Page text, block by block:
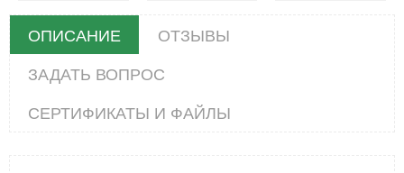
ОПИСАНИЕ
ОТЗЫВЫ
ЗАДАТЬ ВОПРОС
СЕРТИФИКАТЫ И ФАЙЛЫ